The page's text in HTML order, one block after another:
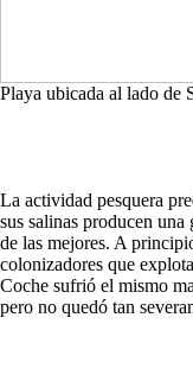
Playa ubicada al lado de
La actividad pesquera
sus salinas producen
de las mejores. A
colonizadores que
Coche sufrió el mismo
pero no quedó tan